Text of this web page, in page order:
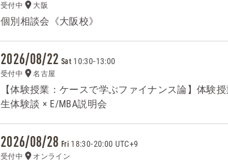
受付中 大阪
個別相談会《大阪校》
2026/08/22 Sat 10:30-13:00
受付中 名古屋
【体験授業：ケースで学ぶファイナンス論】体験
生体験談 × E/MBA説明会
2026/08/28 Fri 18:30-20:00 UTC+9
受付中 オンライン